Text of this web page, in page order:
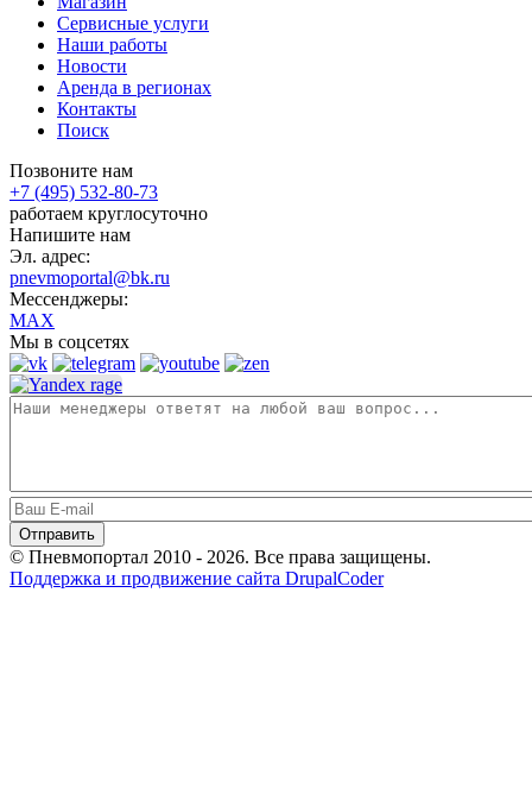
Сервисные услуги
Наши работы
Новости
Аренда в регионах
Контакты
Поиск
Позвоните нам
+7 (495) 532-80-73
работаем круглосуточно
Напишите нам
Эл. адрес:
pnevmoportal@bk.ru
Мессенджеры:
MAX
Мы в соцсетях
© Пневмопортал 2010 - 2026. Все права защищены.
Поддержка и продвижение сайта DrupalCoder